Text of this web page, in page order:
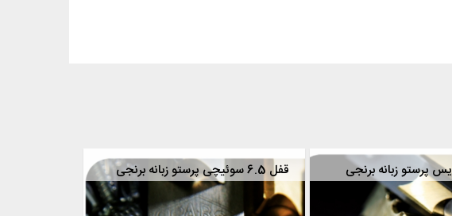
قفل 6.5 سوئیچی پرستو زبانه برنجی قفل 6.5 سرویس پرستو زبانه برنجی